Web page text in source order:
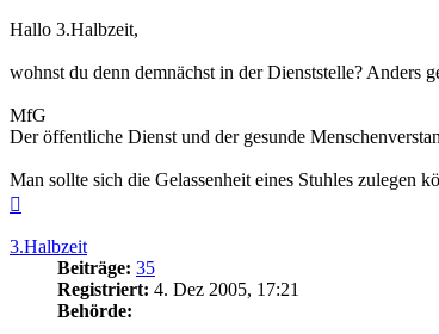
Hallo 3.Halbzeit,
wohnst du denn demnächst in der Dienststelle? Anders
MfG
Der öffentliche Dienst und der gesunde
Man sollte sich die Gelassenheit eines Stuhles zulegen
3.Halbzeit
Beiträge: 35
Registriert: 4. Dez 2005, 17:21
Behörde: